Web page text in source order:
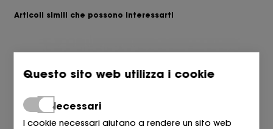
Articoli simili che possono interessarti
Questo sito web utilizza i cookie
Necessari
I cookie necessari aiutano a rendere un sito web